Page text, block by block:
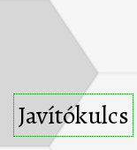
Javítókulcs